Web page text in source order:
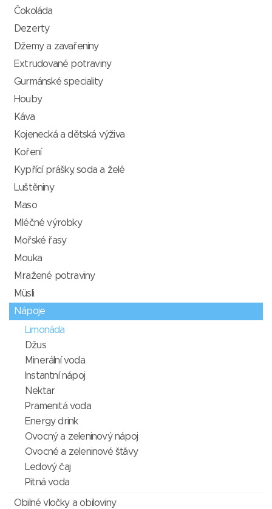
Čokoláda
Dezerty
Džemy a zavařeniny
Extrudované potraviny
Gurmánské speciality
Houby
Káva
Kojenecká a dětská výživa
Koření
Kypřící prášky, soda a želé
Luštěniny
Maso
Mléčné výrobky
Mořské řasy
Mouka
Mražené potraviny
Müsli
Nápoje
Limonáda
Džus
Minerální voda
Instantní nápoj
Nektar
Pramenitá voda
Energy drink
Ovocný a zeleninový nápoj
Ovocné a zeleninové šťávy
Ledový čaj
Pitná voda
Obilné vločky a obiloviny